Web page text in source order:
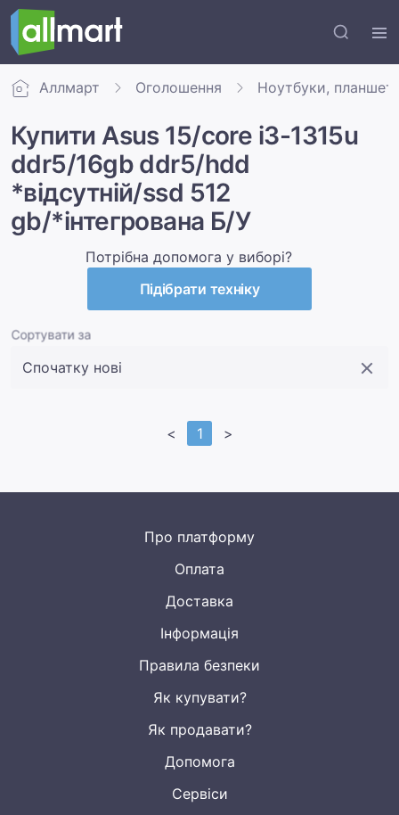
Аллмарт Оголошення Ноутбуки,
Купити Asus 15/core i3-1315u
ddr5/16gb ddr5/hdd
*відсутній/ssd 512
gb/*інтегрована Б/У
Потрібна допомога у виборі?
Підібрати техніку
Сортувати за
< 1 >
Про платформу
Оплата
Доставка
Інформація
Правила безпеки
Як купувати?
Як продавати?
Допомога
Сервіси